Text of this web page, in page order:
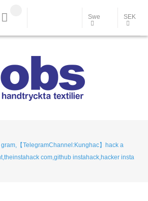
Swe SEK
【TelegramChannel:Kunghac】hack a
com,github instahack,hacker insta